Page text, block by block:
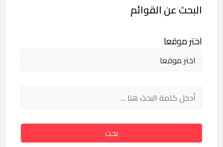
البحث عن القوائم
اختر موقعا
بحث